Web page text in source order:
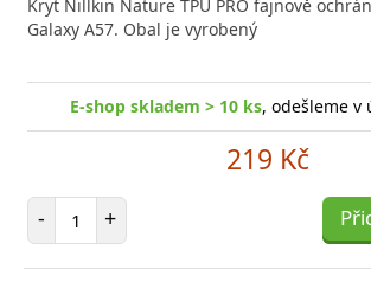
Kryt Nillkin Nature TPU PRO fajnově
Galaxy A57. Obal je vyrobený
E-shop skladem > 10 ks, odešleme v
219 Kč
- Počet položek
+